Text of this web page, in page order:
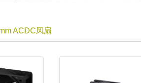
ACDC风扇